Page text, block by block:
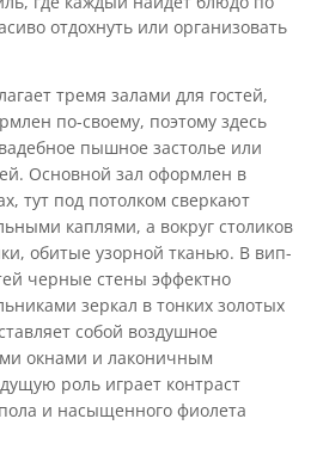
отдохнуть или организовать
тремя залами для гостей,
по-своему, поэтому здесь
пышное застолье или
Основной зал оформлен в
тут под потолком сверкают
каплями, а вокруг столиков
обитые узорной тканью. В вип-
черные стены эффектно
зеркал в тонких золотых
собой воздушное
окнами и лаконичным
роль играет контраст
и насыщенного фиолета